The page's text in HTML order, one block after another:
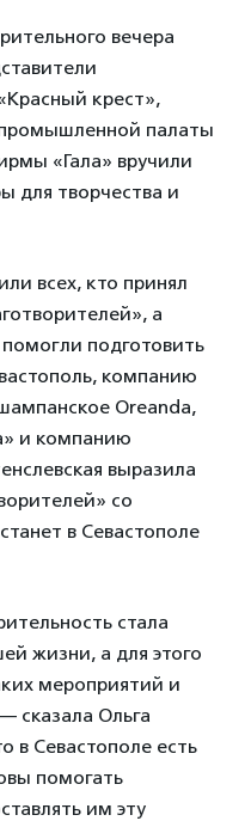
вечера
крест»,
палаты
«Гала» вручили
для творчества и
всех, кто принял
а
подготовить
компанию
Оreandа,
и компанию
выразила
со
в Севастополе
стала
жизни, а для этого
мероприятий и
сказала Ольга
в Севастополе есть
помогать
им эту